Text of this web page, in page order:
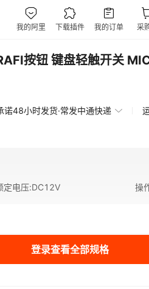
按钮 键盘轻触开关
诺48小时发货·常发中通快递
定电压:DC12V 操
登录查看全部规格